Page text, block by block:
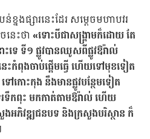
ងផ្សារនេះដែរ សម្ដេចមហាបវរ
េះថា «ទោះបីជាសង្គ្រាមក៏ដោយ តែ
ទេ ទី១ ផ្លូវបានឈូសពីផ្លូវឱរ៉ាល់
ះកំពុងចាប់ផ្តើមធ្វើ ហើយទៅមុខទៀត
ៅកោះកុង នឹងមានផ្លូវបន្ថែមទៀត
ទឹកពុះ មកកាត់តាមឱរ៉ាល់ ហើយ
ភិវឌ្ឍជនបទ និងក្រសួងបរិស្ថាន ក៏